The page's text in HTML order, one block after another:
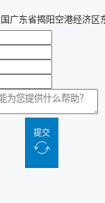
广东省揭阳空港经济区
提交